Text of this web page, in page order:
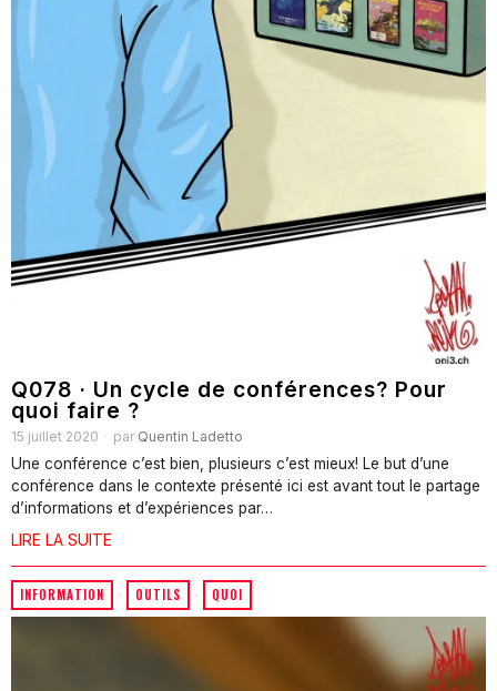
Q078 · Un cycle de conférences? Pour
quoi faire ?
15 juillet 2020 par Quentin Ladetto
Une conférence c’est bien, plusieurs c’est mieux! Le but d’une
conférence dans le contexte présenté ici est avant tout le partage
d’informations et d’expériences par…
LIRE LA SUITE
INFORMATION · OUTILS · QUOI